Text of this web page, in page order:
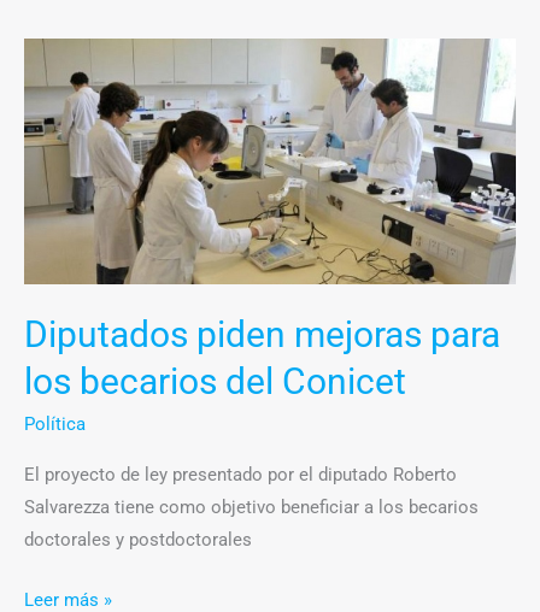
Diputados piden mejoras para
los becarios del Conicet
Política
El proyecto de ley presentado por el diputado Roberto
Salvarezza tiene como objetivo beneficiar a los becarios
doctorales y postdoctorales
Diputados
piden
mejoras
para
los
becarios
Conicet
Leer más »